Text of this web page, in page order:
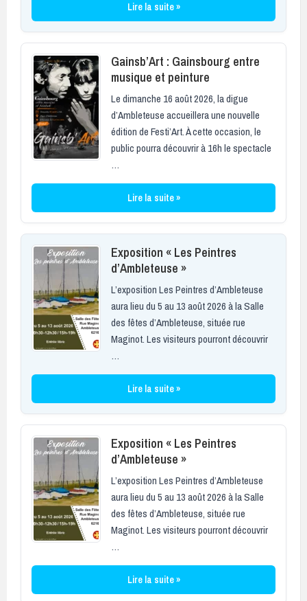
Lire la suite »
Gainsb’Art : Gainsbourg entre
musique et peinture
Le dimanche 16 août 2026, la digue
d’Ambleteuse accueillera une nouvelle
édition de Festi’Art. À cette occasion, le
public pourra découvrir à 16h le spectacle
…
Lire la suite »
Exposition « Les Peintres
d’Ambleteuse »
L’exposition Les Peintres d’Ambleteuse
aura lieu du 5 au 13 août 2026 à la Salle
des fêtes d’Ambleteuse, située rue
Maginot. Les visiteurs pourront découvrir
…
Lire la suite »
Exposition « Les Peintres
d’Ambleteuse »
L’exposition Les Peintres d’Ambleteuse
aura lieu du 5 au 13 août 2026 à la Salle
des fêtes d’Ambleteuse, située rue
Maginot. Les visiteurs pourront découvrir
…
Lire la suite »